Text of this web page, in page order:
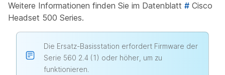
Weitere Informationen finden Sie im Datenblatt # Cisco
Headset 500 Series.
Die Ersatz-Basisstation erfordert Firmware der
Serie 560 2.4 (1) oder höher, um zu
funktionieren.